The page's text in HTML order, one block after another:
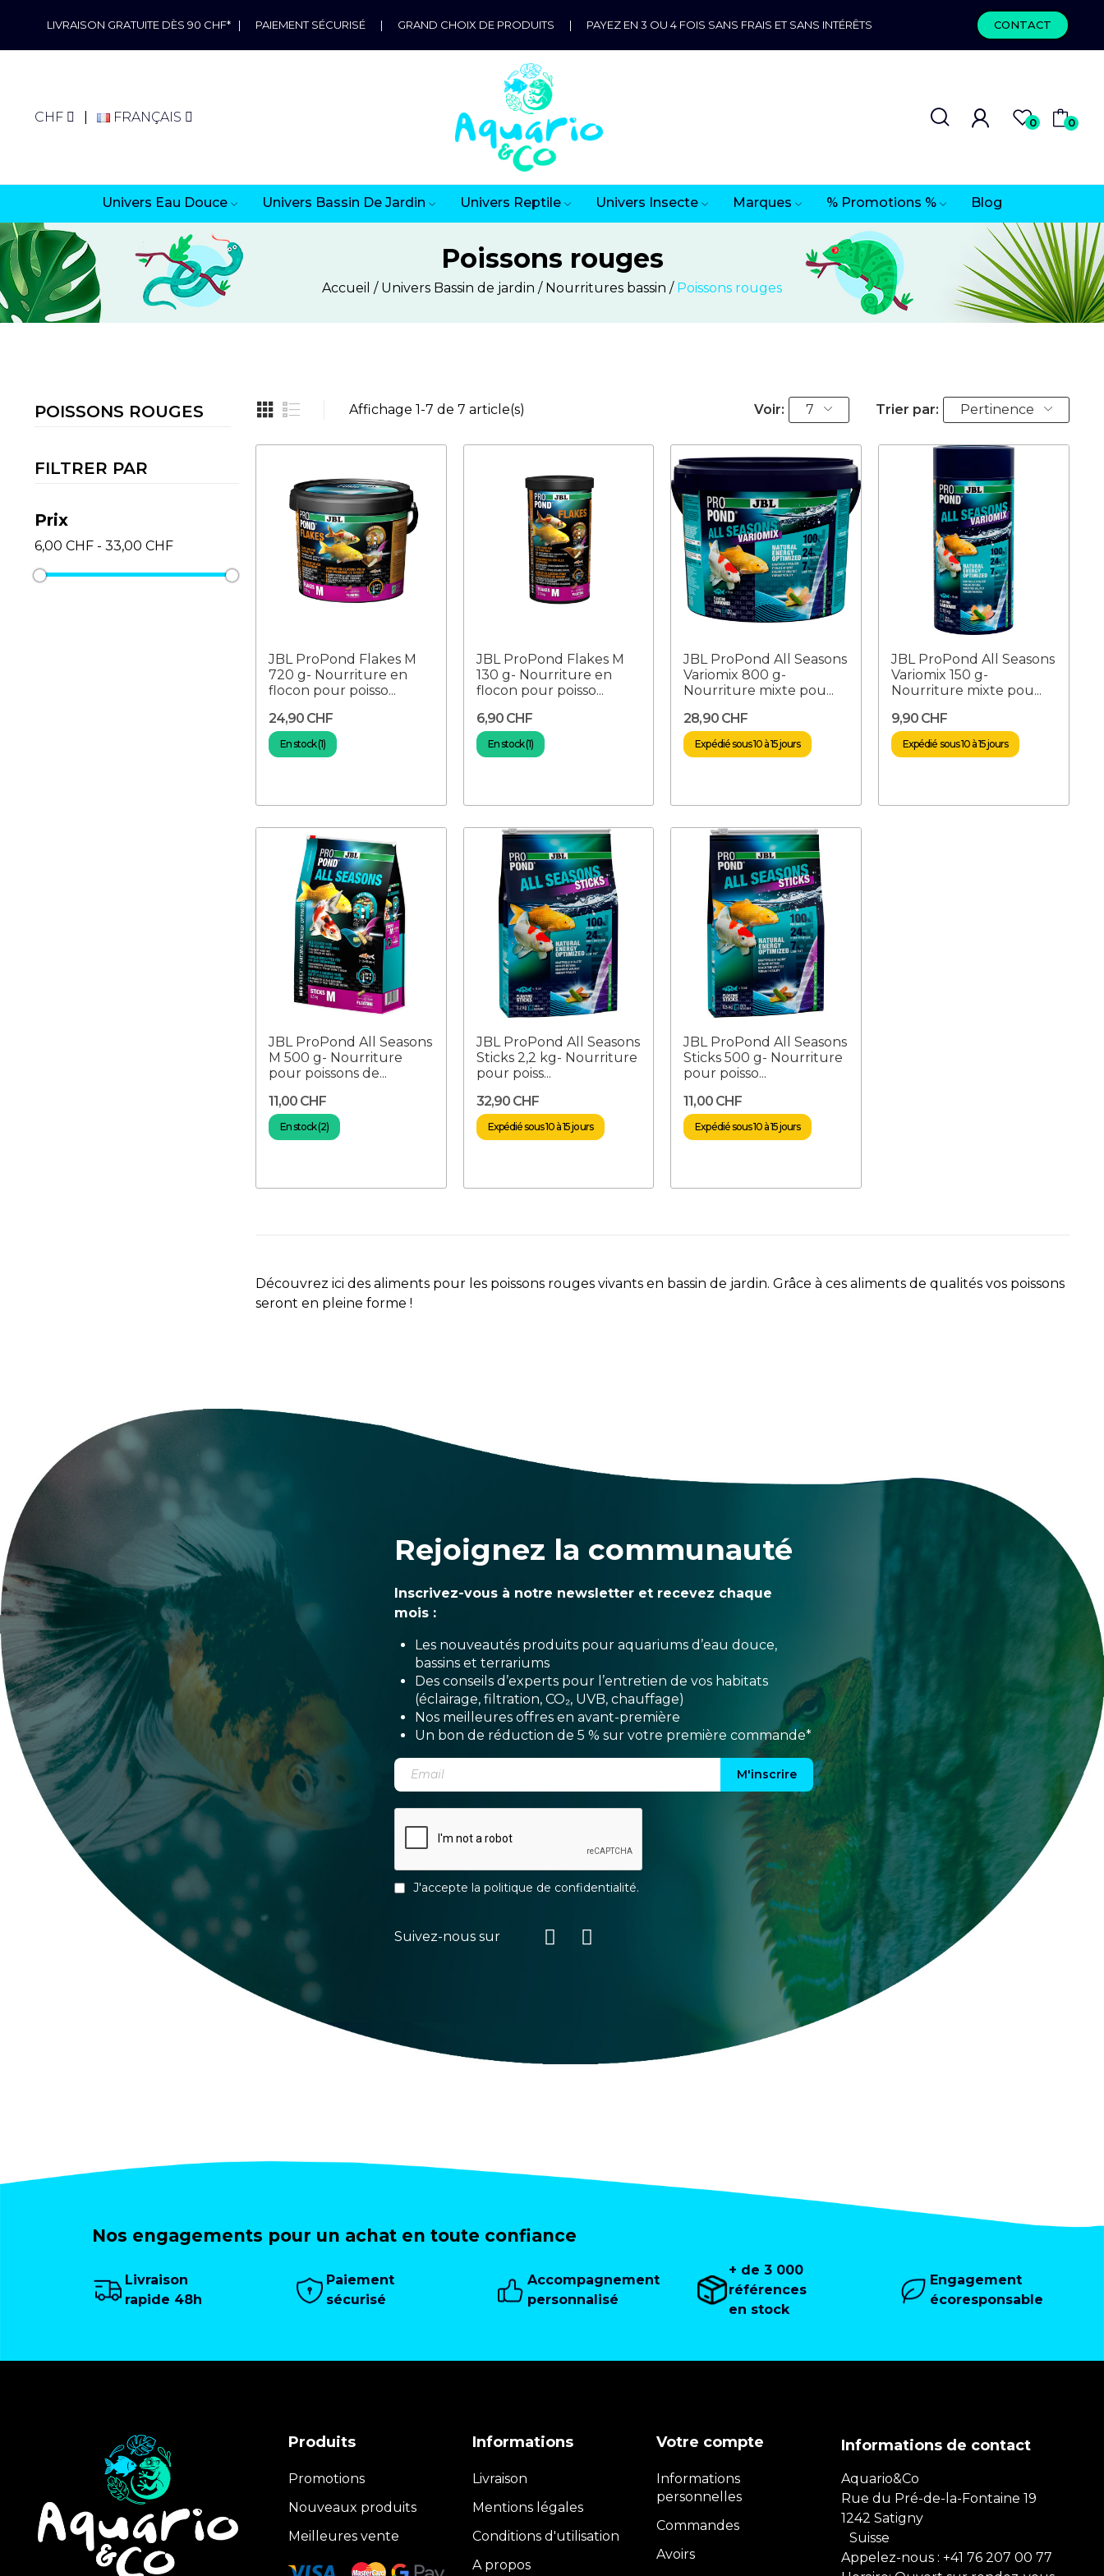
LIVRAISON GRATUITE DÈS 90 CHF* | PAIEMENT SÉCURISÉ | GRAND CHOIX DE PRODUITS | PAYEZ EN 3 OU 4 FOIS SANS FRAIS ET SANS INTÉRÊTS CONTACT
CHF FRANÇAIS 0 0
Univers Eau Douce Univers Bassin De Jardin Univers Reptile Univers Insecte Marques % Promotions % Blog
Poissons rouges
Accueil Univers Bassin de jardin Nourritures bassin Poissons rouges
POISSONS ROUGES
FILTRER PAR
Prix
6,00 CHF - 33,00 CHF
Affichage 1-7 de 7 article(s) Voir: 7 Trier par: Pertinence
JBL ProPond Flakes M
720 g- Nourriture en
flocon pour poisso...
24,90 CHF
En stock (1)
JBL ProPond Flakes M
130 g- Nourriture en
flocon pour poisso...
6,90 CHF
En stock (1)
JBL ProPond All Seasons
Variomix 800 g-
Nourriture mixte pou...
28,90 CHF
Expédié sous 10 à 15 jours
JBL ProPond All Seasons
Variomix 150 g-
Nourriture mixte pou...
9,90 CHF
Expédié sous 10 à 15 jours
JBL ProPond All Seasons
M 500 g- Nourriture
pour poissons de...
11,00 CHF
En stock (2)
JBL ProPond All Seasons
Sticks 2,2 kg- Nourriture
pour poiss...
32,90 CHF
Expédié sous 10 à 15 jours
JBL ProPond All Seasons
Sticks 500 g- Nourriture
pour poisso...
11,00 CHF
Expédié sous 10 à 15 jours
Découvrez ici des aliments pour les poissons rouges vivants en bassin de jardin. Grâce à ces aliments de qualités vos poissons
seront en pleine forme !
Rejoignez la communauté
Inscrivez-vous à notre newsletter et recevez chaque
mois :
Les nouveautés produits pour aquariums d’eau douce,
bassins et terrariums
Des conseils d’experts pour l’entretien de vos habitats
(éclairage, filtration, CO₂, UVB, chauffage)
Nos meilleures offres en avant-première
Un bon de réduction de 5 % sur votre première commande*
M'inscrire
J'accepte la politique de confidentialité.
Suivez-nous sur
Nos engagements pour un achat en toute confiance
Livraison
rapide 48h
Paiement
sécurisé
Accompagnement
personnalisé
+ de 3 000
références
en stock
Engagement
écoresponsable
Produits
Promotions
Nouveaux produits
Meilleures vente
Informations
Livraison
Mentions légales
Conditions d'utilisation
A propos
Votre compte
Informations
personnelles
Commandes
Avoirs
Informations de contact
Aquario&Co
Rue du Pré-de-la-Fontaine 19
1242 Satigny
Suisse
Appelez-nous : +41 76 207 00 77